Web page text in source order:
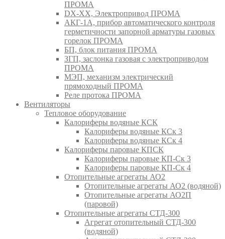
ПРОМА
DX-XX, Электропривод ПРОМА
АКГ-1А, прибор автоматического контроля
герметичности запорной арматуры газовых
горелок ПРОМА
БП, блок питания ПРОМА
ЗГП, заслонка газовая с электроприводом
ПРОМА
МЭП, механизм электрический
прямоходный ПРОМА
Реле протока ПРОМА
Вентиляторы
Тепловое оборудование
Калориферы водяные КСК
Калориферы водяные КСк 3
Калориферы водяные КСк 4
Калориферы паровые КПСК
Калориферы паровые КП-Ск 3
Калориферы паровые КП-Ск 4
Отопительные агрегаты АО2
Отопительные агрегаты АО2 (водяной)
Отопительные агрегаты АО2П
(паровой)
Отопительные агрегаты СТД-300
Агрегат отопительный СТД-300
(водяной)